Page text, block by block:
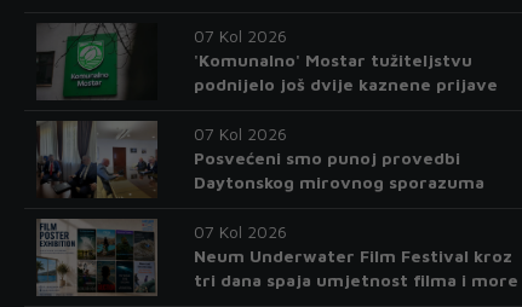
07 Kol 2026
'Komunalno' Mostar tužiteljstvu
podnijelo još dvije kaznene prijave
07 Kol 2026
Posvećeni smo punoj provedbi
Daytonskog mirovnog sporazuma
07 Kol 2026
Neum Underwater Film Festival kroz
tri dana spaja umjetnost filma i more